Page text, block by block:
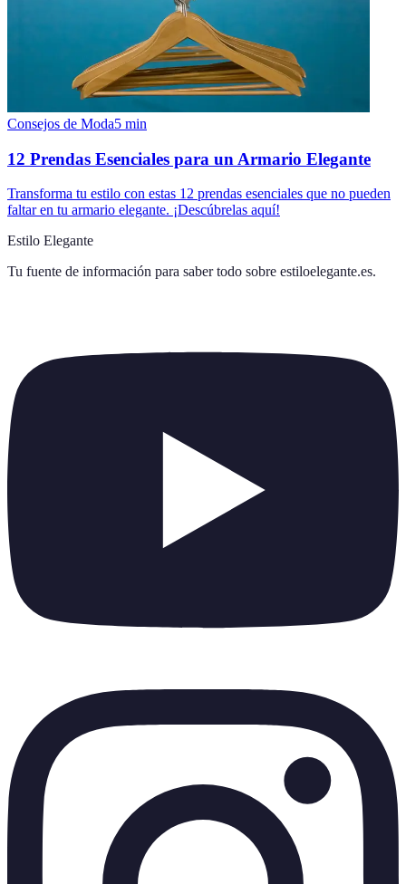
Consejos de Moda5 min
12 Prendas Esenciales para un Armario Elegante
Transforma tu estilo con estas 12 prendas esenciales que no pueden
faltar en tu armario elegante. ¡Descúbrelas aquí!
Estilo Elegante
Tu fuente de información para saber todo sobre estiloelegante.es.